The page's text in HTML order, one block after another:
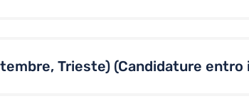
Trieste) (Candidature